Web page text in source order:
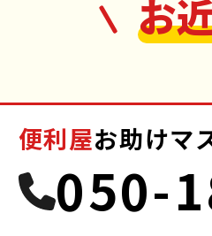
お
便利屋お助けマ
050-